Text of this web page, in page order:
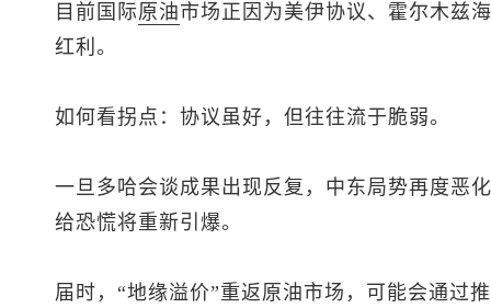
目前国际原油市场正因为美伊协议、霍尔木兹
红利。
如何看拐点：协议虽好，但往往流于脆弱。
一旦多哈会谈成果出现反复，中东局势再度恶
给恐慌将重新引爆。
届时，“地缘溢价”重返原油市场，可能会通过